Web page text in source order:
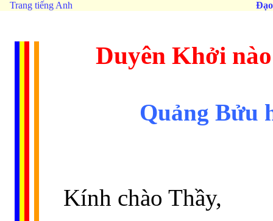
Trang tiếng Anh
Duyên Khởi
Quảng Bửu
Kính chào Thầy,